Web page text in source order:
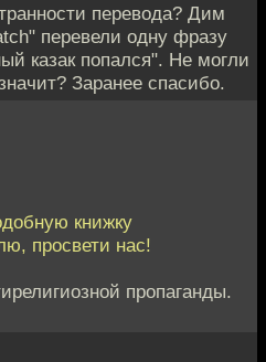
перевода? Дим
перевели одну фразу
казак попался". Не могли
Заранее спасибо.
книжку
просвети нас!
пропаганды.